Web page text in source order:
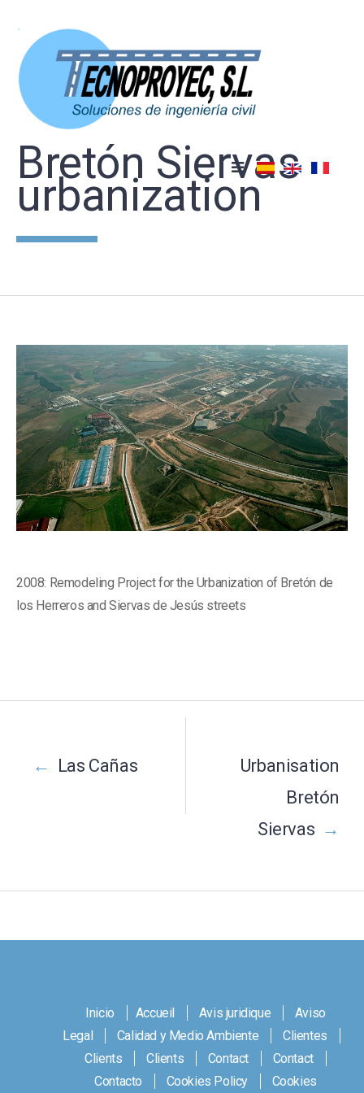
content
Bretón Siervas
urbanization
2008: Remodeling Project for the Urbanization of Bretón de
los Herreros and Siervas de Jesús streets
navigation
← Las Cañas
Urbanisation
Bretón
Siervas →
Inicio Accueil Avis juridique
Aviso
Legal
Calidad y Medio Ambiente
Clientes
Clients
Clients Contact
Contact
Contacto
Cookies Policy Cookies